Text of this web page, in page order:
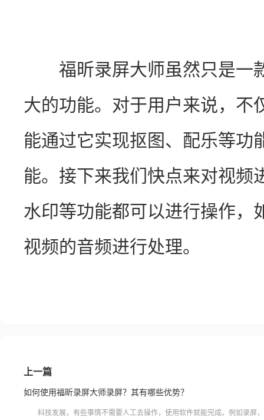
福昕录屏大师虽然只是一
大的功能。对于用户来说，不
能通过它实现抠图、配乐等功
能。接下来我们快点来对视频
水印等功能都可以进行操作，
视频的音频进行处理。
上一篇
如何使用福昕录屏大师录屏？其有哪些优势？
科技发展，有些事情不需要人工去操作，使用软件就能完成。例如录屏